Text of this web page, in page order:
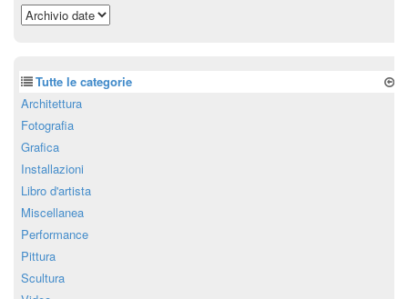
Tutte le categorie
Architettura
Fotografia
Grafica
Installazioni
Libro d'artista
Miscellanea
Performance
Pittura
Scultura